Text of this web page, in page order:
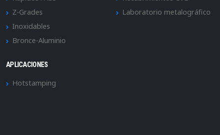
Z-Grades
Inoxidables
Bronce-Aluminio
Laboratorio metalográfico
APLICACIONES
Hotstamping